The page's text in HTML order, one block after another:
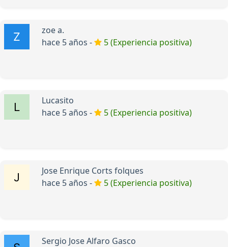
zoe a.
hace 5 años -
5 (Experiencia positiva)
Lucasito
hace 5 años -
5 (Experiencia positiva)
Jose Enrique Corts folques
hace 5 años -
5 (Experiencia positiva)
Sergio Jose Alfaro Gasco